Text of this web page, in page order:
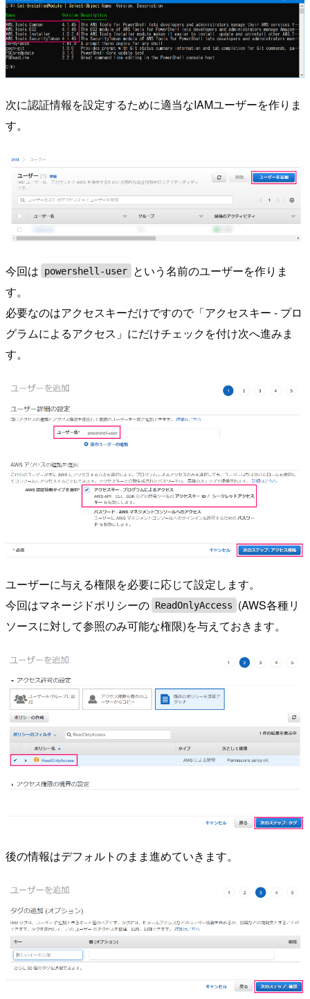
次に認証情報を設定するために適当なIAMユーザーを作りま
す。
今回は powershell-user
という名前のユーザーを作りま
す。
必要なのはアクセスキーだけですので「アクセスキー - プロ
グラムによるアクセス」にだけチェックを付け次へ進みま
す。
ユーザーに与える権限を必要に応じて設定します。
今回はマネージドポリシーの ReadOnlyAccess
(AWS各種リ
ソースに対して参照のみ可能な権限)を与えておきます。
後の情報はデフォルトのまま進めていきます。